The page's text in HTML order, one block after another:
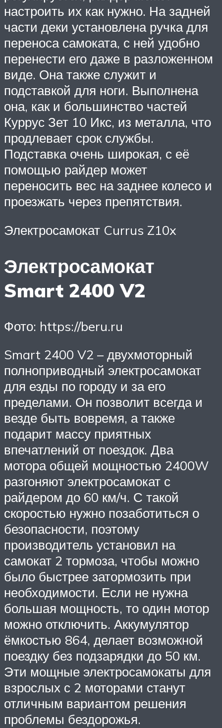
настроить их как нужно. На задней
части деки установлена ручка для
переноса самоката, с ней удобно
перенести его даже в разложенном
виде. Она также служит и
подставкой для ноги. Выполнена
она, как и большинство частей
Куррус Зет 10 Икс, из металла, что
продлевает срок службы.
Подставка очень широкая, с её
помощью райдер может
переносить вес на заднее колесо и
проезжать через препятствия.
Электросамокат Currus Z10x
Электросамокат
Smart 2400 V2
Фото: https://beru.ru
Smart 2400 V2 – двухмоторный
полноприводный электросамокат
для езды по городу и за его
пределами. Он позволит всегда и
везде быть вовремя, а также
подарит массу приятных
впечатлений от поездок. Два
мотора общей мощностью 2400W
разгоняют электросамокат с
райдером до 60 км/ч. С такой
скоростью нужно позаботиться о
безопасности, поэтому
производитель установил на
самокат 2 тормоза, чтобы можно
было быстрее затормозить при
необходимости. Если не нужна
большая мощность, то один мотор
можно отключить. Аккумулятор
ёмкостью 864, делает возможной
поездку без подзарядки до 50 км.
Эти мощные электросамокаты для
взрослых с 2 моторами станут
отличным вариантом решения
проблемы бездорожья.